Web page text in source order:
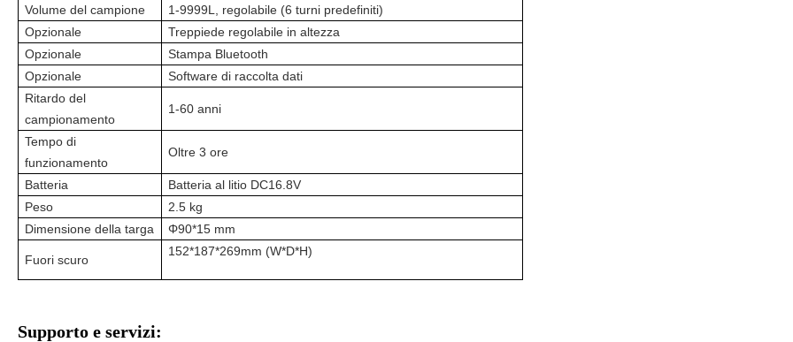
Volume del campione
1-9999L, regolabile (6 turni predefiniti)
Opzionale
Treppiede regolabile in altezza
Opzionale
Stampa Bluetooth
Opzionale
Software di raccolta dati
Ritardo del
campionamento
1-60 anni
Tempo di
funzionamento
Oltre 3 ore
Batteria
Batteria al litio DC16.8V
Peso
2.5 kg
Dimensione della targa
Φ90*15 mm
Fuori scuro
152*187*269mm (W*D*H)
Supporto e servizi: